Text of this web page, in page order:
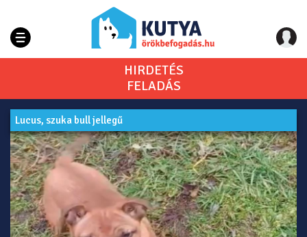
HIRDETÉS
FELADÁS
Lucus, szuka bull jellegű